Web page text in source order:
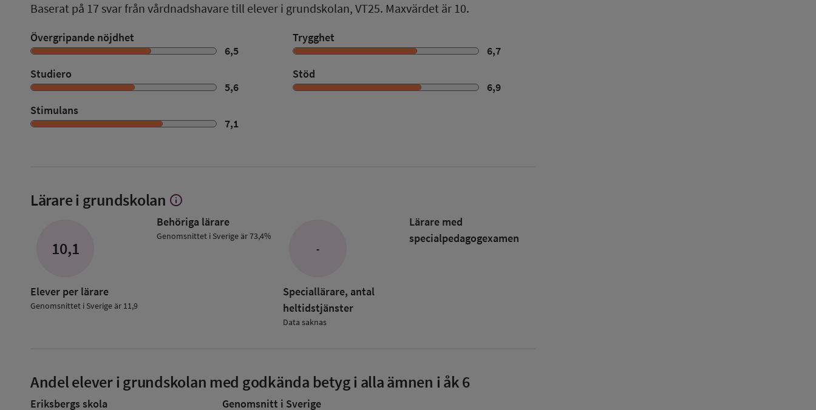
Baserat på 17 svar från vårdnadshavare till elever i grundskolan, VT25. Maxvärdet är 10.
Övergripande nöjdhet
6,5
Trygghet
6,7
Studiero
5,6
Stöd
6,9
Stimulans
7,1
Lärare i grundskolan Visa
om
Lärare
info
10,1
Elever per lärare
Genomsnittet i Sverige är 11,9
Behöriga lärare
Genomsnittet i Sverige är 73,4%
-
Speciallärare, antal
heltidstjänster
Data saknas
Lärare med
specialpedagog­examen
Andel elever i grundskolan med godkända betyg i alla ämnen i åk 6
Eriksbergs skola Genomsnitt i Sverige